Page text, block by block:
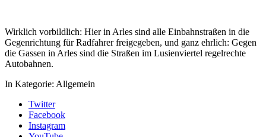
Wirklich vorbildlich: Hier in Arles sind alle Einbahnstraßen in die
Gegenrichtung für Radfahrer freigegeben, und ganz ehrlich: Gegen
die Gassen in Arles sind die Straßen im Lusienviertel regelrechte
Autobahnen.
In Kategorie: Allgemein
Twitter
Facebook
Instagram